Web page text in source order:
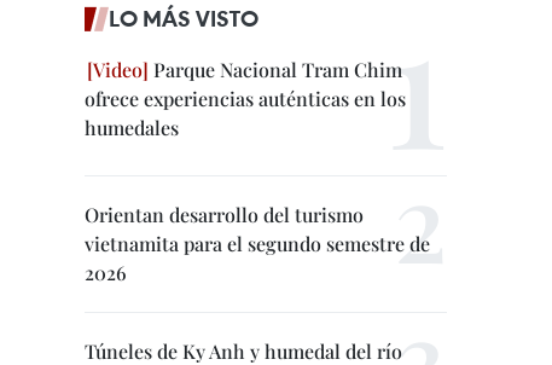
LO MÁS VISTO
Parque Nacional Tram Chim
ofrece experiencias auténticas en los
humedales
Orientan desarrollo del turismo
vietnamita para el segundo semestre de
2026
Túneles de Ky Anh y humedal del río